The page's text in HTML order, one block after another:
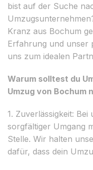
bist auf der Suche
Kranz aus Bochum
Erfahrung und unser
uns zum idealen
Warum solltest du
Umzug von Bochum
1. Zuverlässigkeit:
sorgfältiger Umgang
Stelle. Wir halten
dafür, dass dein